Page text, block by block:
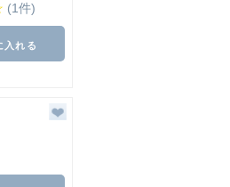
(1件)
入れる